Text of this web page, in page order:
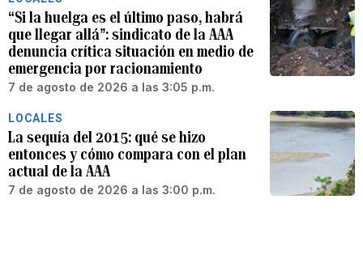
“Si la huelga es el último paso, habrá
que llegar allá”: sindicato de la AAA
denuncia crítica situación en medio de
emergencia por racionamiento
7 de agosto de 2026 a las 3:05 p.m.
LOCALES
La sequía del 2015: qué se hizo
entonces y cómo compara con el plan
actual de la AAA
7 de agosto de 2026 a las 3:00 p.m.